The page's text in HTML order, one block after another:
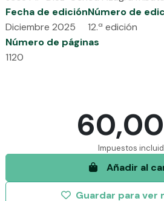
Fecha de edición
Diciembre 2025
Número de
12.ª edición
Número de páginas
1120
Impuestos
Añadir al